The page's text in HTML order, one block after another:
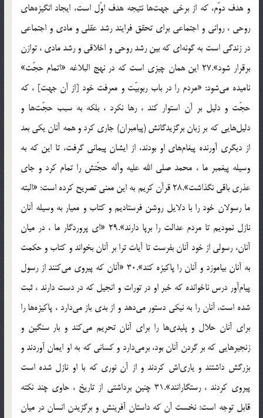
و هدف دوّم، كه از برخى جهت‌ها نتيجه هدف اوّل است، ايجاد انگيزه‌هاى
روحى ، روانى و اجتماعى براى تحقق فرايند رشد عقلى و مادى و اجتماعى
در زندگى است به گونه‌اى كه بين رشد روحى و اخلاقى و رشد مادى ، توازن
برقرار شود».27 اين همان چيزى است كه در نهج البلاغه «اتمام حجّت»
ناميده مى‌شود: «مردم را در باب ربوبيّت و معرفت خود [از آن جهت‌] ، كه
حجّت و دليل بر آن استوار كند ، رها نكرد ، بلكه به سبب حجّت‌ها و
دليل‌هايى كه بر زبان برگزيدگانش (پيامبران) جارى كرد و همه آنان يكى بعد
از ديگرى آورنده پيغام‌هاى او بودند، از ايشان پيمانى گرفت، تا اين كه به
وسيله پيغمبر ما ، محمد صلى الله عليه وآله حجّتش را تمام كرد و جاى
عذرى باقى نگذاشت».28 قرآن كريم به اين معنى تصريح كرده است: «البته
ما رسولان خود را با دلايل روشن فرستاديم و كتاب و معيار به وسيله آنان
نازل نموديم تا مردم عدالت را برپا دارند».29 «اى پروردگار ما ، در ميان
آنان، رسولى از خود آنان بفرست تا آيات ترا بر آنان بخواند و كتاب و حكمت
به آنان بياموزد و آنان را پاكيزه كند».30 «آنان كه پيروى مى‌كنند از رسول
پيام‌آور درس ناخوانده كه خبر او در تورات و انجيل كه در دست دارند ، ثبت
شده است، آنان را به نيكى دستور مى‌دهد و از بدى باز مى‌دارد ، پاكيزه‌ها را
براى آنان حلال و پليدى‌ها را براى آنان تحريم مى‌كند و بار سنگين و
زنجيرهايى كه بر گردن آنان بود، برمى‌دارد و كسانى كه به او ايمان آوردند و
بزرگش داشتند و يارى‌اش كردند و از آن نورى كه با او نازل شده است
پيروى كردند ، رستگارانند».31 چنين برداشتى از تاريخ ، حاوى چند نكته
قابل توجه است: نخست آن كه داستان آفرينش و برگزيدن انسان در ميان